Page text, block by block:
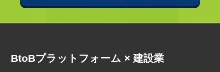
BtoBプラットフォーム × 建設業